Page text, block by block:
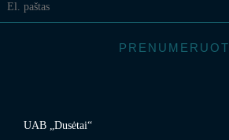
PRENUMERUOTI
UAB „Dusėtai“